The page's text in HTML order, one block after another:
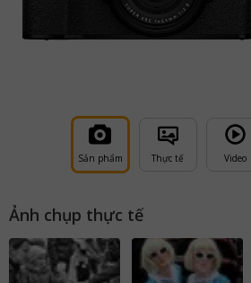
Sản phẩm Thực tế Video
Ảnh chụp thực tế